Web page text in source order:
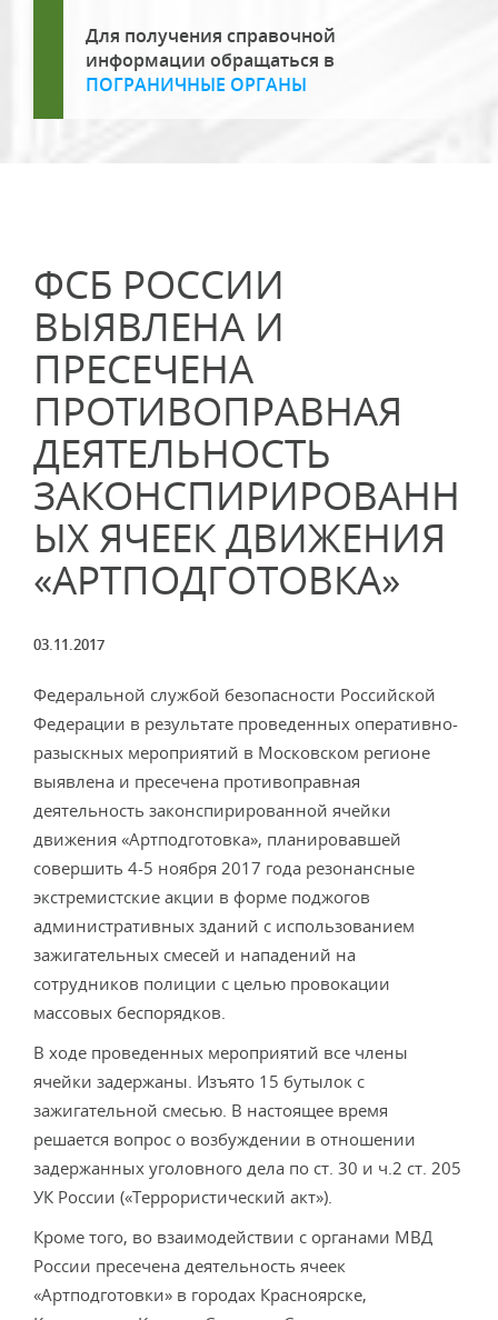
Для получения справочной
информации обращаться в
ПОГРАНИЧНЫЕ ОРГАНЫ
ФСБ РОССИИ
ВЫЯВЛЕНА И
ПРЕСЕЧЕНА
ПРОТИВОПРАВНАЯ
ДЕЯТЕЛЬНОСТЬ
ЗАКОНСПИРИРОВАНН
ЫХ ЯЧЕЕК ДВИЖЕНИЯ
«АРТПОДГОТОВКА»
03.11.2017
Федеральной службой безопасности Российской
Федерации в результате проведенных оперативно-
разыскных мероприятий в Московском регионе
выявлена и пресечена противоправная
деятельность законспирированной ячейки
движения «Артподготовка», планировавшей
совершить 4-5 ноября 2017 года резонансные
экстремистские акции в форме поджогов
административных зданий с использованием
зажигательных смесей и нападений на
сотрудников полиции с целью провокации
массовых беспорядков.
В ходе проведенных мероприятий все члены
ячейки задержаны. Изъято 15 бутылок с
зажигательной смесью. В настоящее время
решается вопрос о возбуждении в отношении
задержанных уголовного дела по ст. 30 и ч.2 ст. 205
УК России («Террористический акт»).
Кроме того, во взаимодействии с органами МВД
России пресечена деятельность ячеек
«Артподготовки» в городах Красноярске,